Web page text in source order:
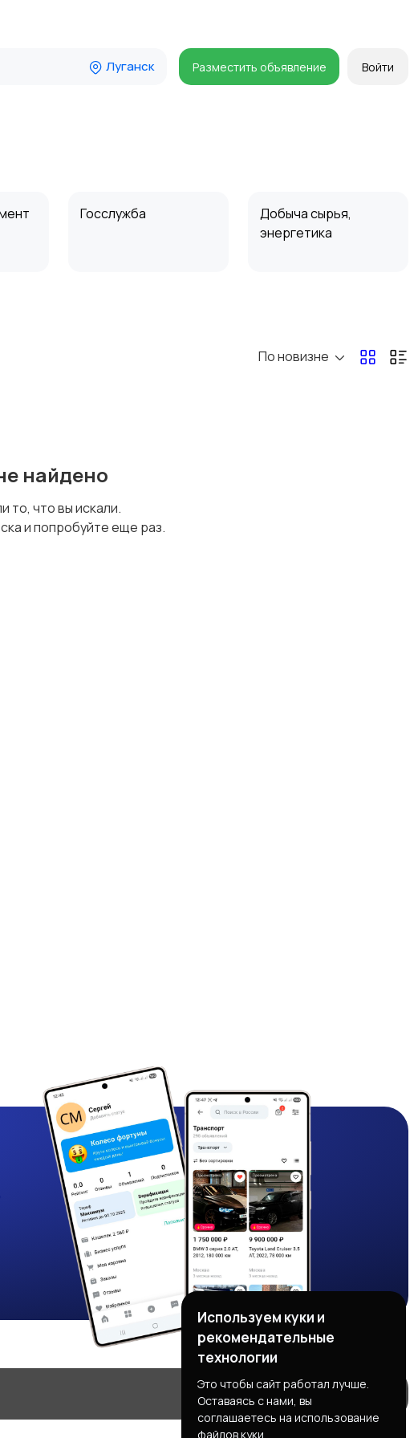
Луганск Разместить объявление Войти
Госслужба
Добыча сырья,
энергетика
По новизне
найдено
то, что вы искали.
и попробуйте еще раз.
Используем куки и
рекомендательные
технологии
Это чтобы сайт работал лучше.
Оставаясь с нами, вы
соглашаетесь на использование
файлов куки.